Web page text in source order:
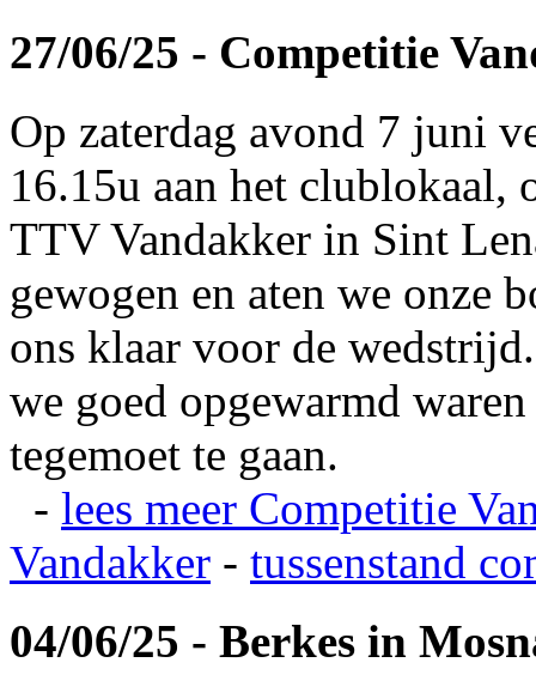
27/06/25 - Competitie
Op zaterdag avond 7 juni
16.15u aan het clublokaal,
TTV Vandakker in Sint
gewogen en aten we onze
ons klaar voor de
we goed opgewarmd
tegemoet te gaan.
- lees meer Competitie
Vandakker - tussenstand
04/06/25 - Berkes in